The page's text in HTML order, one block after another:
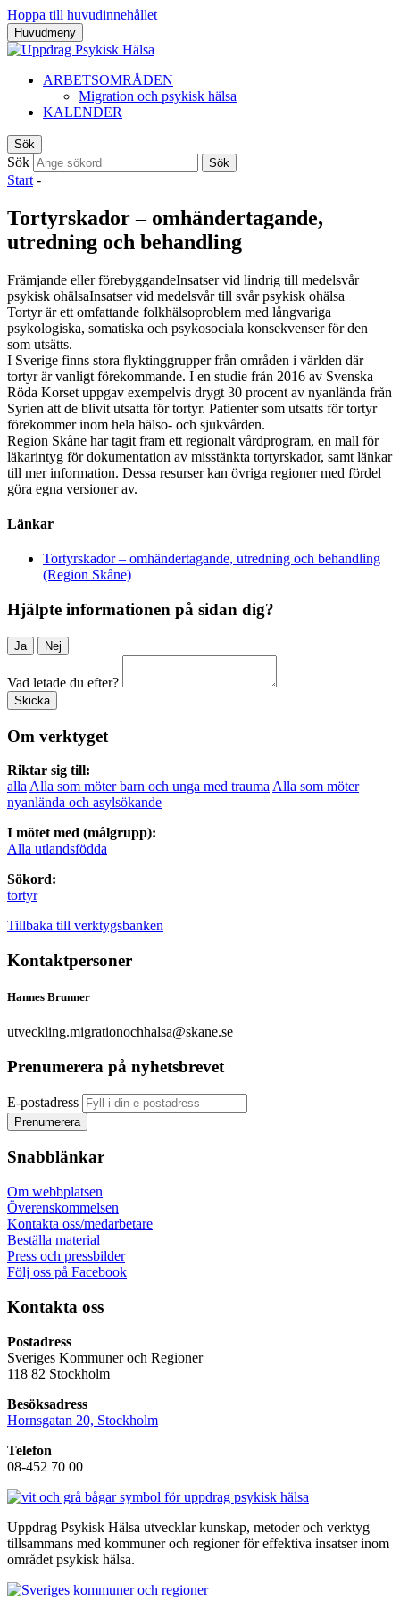
Hoppa till huvudinnehållet
Huvudmeny
ARBETSOMRÅDEN
Migration och psykisk hälsa
KALENDER
Sök
Sök Sök
Start -
Tortyrskador – omhändertagande,
utredning och behandling
Främjande eller förebyggandeInsatser vid lindrig till medelsvår
psykisk ohälsaInsatser vid medelsvår till svår psykisk ohälsa
Tortyr är ett omfattande folkhälsoproblem med långvariga
psykologiska, somatiska och psykosociala konsekvenser för den
som utsätts.
I Sverige finns stora flyktinggrupper från områden i världen där
tortyr är vanligt förekommande. I en studie från 2016 av Svenska
Röda Korset uppgav exempelvis drygt 30 procent av nyanlända från
Syrien att de blivit utsatta för tortyr. Patienter som utsatts för tortyr
förekommer inom hela hälso- och sjukvården.
Region Skåne har tagit fram ett regionalt vårdprogram, en mall för
läkarintyg för dokumentation av misstänkta tortyrskador, samt länkar
till mer information. Dessa resurser kan övriga regioner med fördel
göra egna versioner av.
Länkar
Tortyrskador – omhändertagande, utredning och behandling
(Region Skåne)
Hjälpte informationen på sidan dig?
Ja Nej
Vad letade du efter?
Skicka
Om verktyget
Riktar sig till:
alla Alla som möter barn och unga med trauma Alla som möter
nyanlända och asylsökande
I mötet med (målgrupp):
Alla utlandsfödda
Sökord:
tortyr
Tillbaka till verktygsbanken
Kontaktpersoner
Hannes Brunner
utveckling.migrationochhalsa@skane.se
Prenumerera på nyhetsbrevet
E-postadress
Snabblänkar
Om webbplatsen
Överenskommelsen
Kontakta oss/medarbetare
Beställa material
Press och pressbilder
Följ oss på Facebook
Kontakta oss
Postadress
Sveriges Kommuner och Regioner
118 82 Stockholm
Besöksadress
Hornsgatan 20, Stockholm
Telefon
08-452 70 00
Uppdrag Psykisk Hälsa utvecklar kunskap, metoder och verktyg
tillsammans med kommuner och regioner för effektiva insatser inom
området psykisk hälsa.